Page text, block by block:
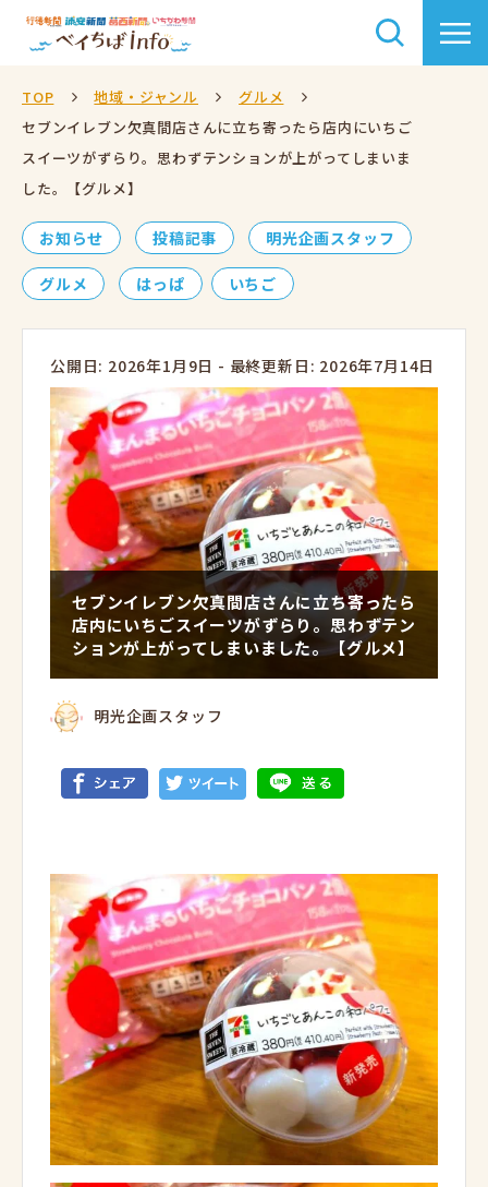
TOP 地域・ジャンル
グルメ
セブンイレブン欠真間店さんに立ち寄ったら店内にいちご
スイーツがずらり。思わずテンションが上がってしまいま
した。【グルメ】
お知らせ 投稿記事 明光企画スタッフ
グルメ はっぱ いちご
公開日: 2026年1月9日 - 最終更新日: 2026年7月14日
セブンイレブン欠真間店さんに立ち寄ったら
店内にいちごスイーツがずらり。思わずテン
ションが上がってしまいました。【グルメ】
明光企画スタッフ